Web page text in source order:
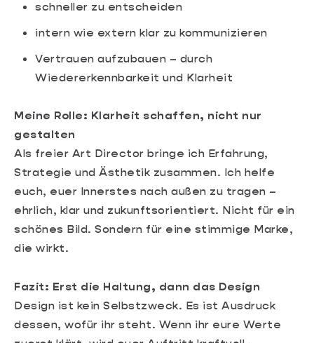
schneller zu entscheiden
intern wie extern klar zu kommunizieren
Vertrauen aufzubauen – durch
Wiedererkennbarkeit und Klarheit
Meine Rolle: Klarheit schaffen, nicht nur
gestalten
Als freier Art Director bringe ich Erfahrung,
Strategie und Ästhetik zusammen. Ich helfe
euch, euer Innerstes nach außen zu tragen –
ehrlich, klar und zukunftsorientiert. Nicht für ein
schönes Bild. Sondern für eine stimmige Marke,
die wirkt.
Fazit: Erst die Haltung, dann das Design
Design ist kein Selbstzweck. Es ist Ausdruck
dessen, wofür ihr steht. Wenn ihr eure Werte